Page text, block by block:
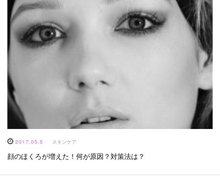
2017.05.5 スキンケア
顔のほくろが増えた！何が原因？対策法は？